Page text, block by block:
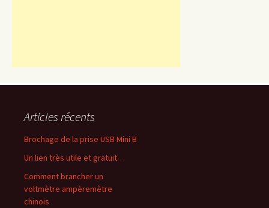
Articles récents
Brochage de la prise USB Mini B
Un lien très utile et gratuit…
Comment brancher un
voltmètre ampèremètre
chinois